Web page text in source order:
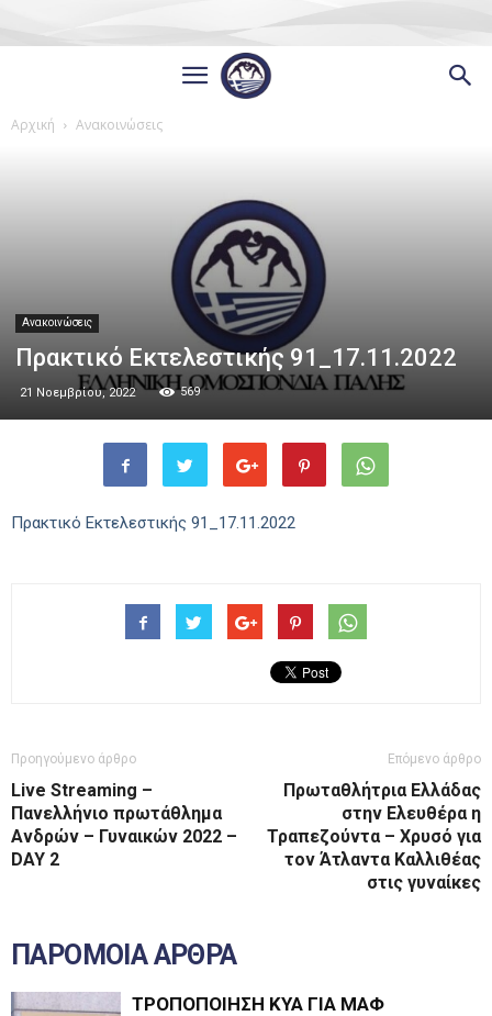
Αρχική Ανακοινώσεις
Ανακοινώσεις
Πρακτικό Εκτελεστικής 91_17.11.2022
21 Νοεμβρίου, 2022 569
Πρακτικό Εκτελεστικής 91_17.11.2022
Προηγούμενο άρθρο
Live Streaming –
Πανελλήνιο πρωτάθλημα
Ανδρών – Γυναικών 2022 –
DAY 2
Επόμενο άρθρο
Πρωταθλήτρια Ελλάδας
στην Ελευθέρα η
Τραπεζούντα – Χρυσό για
τον Άτλαντα Καλλιθέας
στις γυναίκες
ΠΑΡΟΜΟΙΑ ΑΡΘΡΑ
ΤΡΟΠΟΠΟΙΗΣΗ ΚΥΑ ΓΙΑ ΜΑΦ